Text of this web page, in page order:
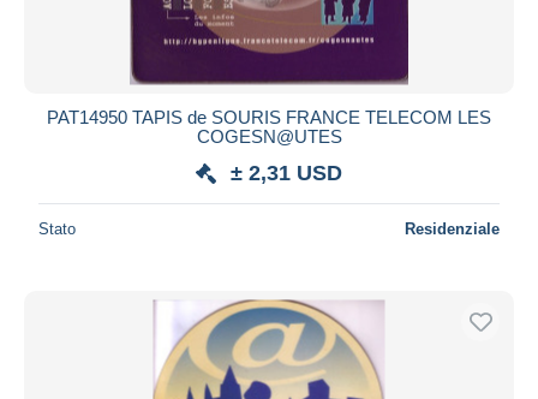
PAT14950 TAPIS de SOURIS FRANCE TELECOM LES
COGESN@UTES
± 2,31 USD
Stato Residenziale